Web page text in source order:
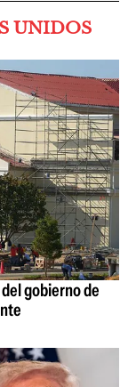
UNIDOS
gobierno de